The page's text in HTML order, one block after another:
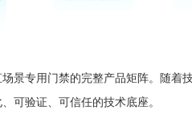
专用门禁的完整产品矩阵。随着
可验证、可信任的技术底座。